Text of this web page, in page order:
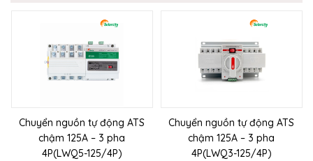
Chuyển nguồn tự động ATS
chậm 125A – 3 pha
4P(LWQ5-125/4P)
Chuyển nguồn tự động ATS
chậm 125A – 3 pha
4P(LWQ3-125/4P)